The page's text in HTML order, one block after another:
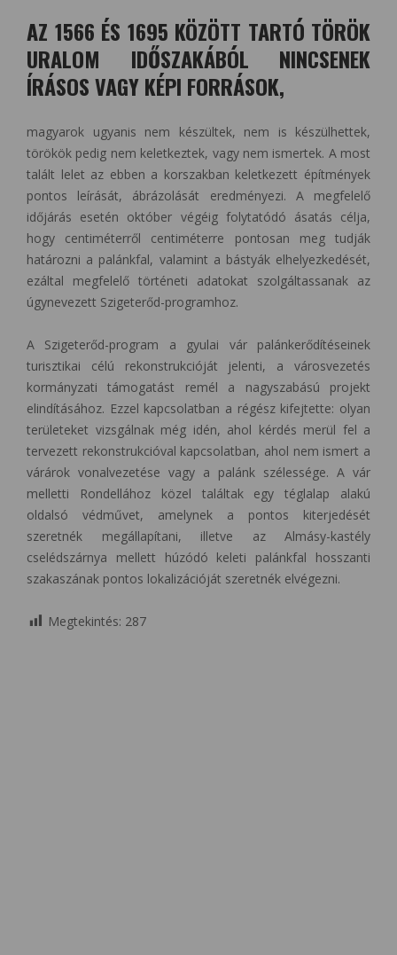
AZ 1566 ÉS 1695 KÖZÖTT TARTÓ TÖRÖK
URALOM IDŐSZAKÁBÓL NINCSENEK
ÍRÁSOS VAGY KÉPI FORRÁSOK,
magyarok ugyanis nem készültek, nem is készülhettek,
törökök pedig nem keletkeztek, vagy nem ismertek. A most
talált lelet az ebben a korszakban keletkezett építmények
pontos leírását, ábrázolását eredményezi. A megfelelő
időjárás esetén október végéig folytatódó ásatás célja,
hogy centiméterről centiméterre pontosan meg tudják
határozni a palánkfal, valamint a bástyák elhelyezkedését,
ezáltal megfelelő történeti adatokat szolgáltassanak az
úgynevezett Szigeterőd-programhoz.
A Szigeterőd-program a gyulai vár palánkerődítéseinek
turisztikai célú rekonstrukcióját jelenti, a városvezetés
kormányzati támogatást remél a nagyszabású projekt
elindításához. Ezzel kapcsolatban a régész kifejtette: olyan
területeket vizsgálnak még idén, ahol kérdés merül fel a
tervezett rekonstrukcióval kapcsolatban, ahol nem ismert a
várárok vonalvezetése vagy a palánk szélessége. A vár
melletti Rondellához közel találtak egy téglalap alakú
oldalsó védművet, amelynek a pontos kiterjedését
szeretnék megállapítani, illetve az Almásy-kastély
cselédszárnya mellett húzódó keleti palánkfal hosszanti
szakaszának pontos lokalizációját szeretnék elvégezni.
Megtekintés: 287